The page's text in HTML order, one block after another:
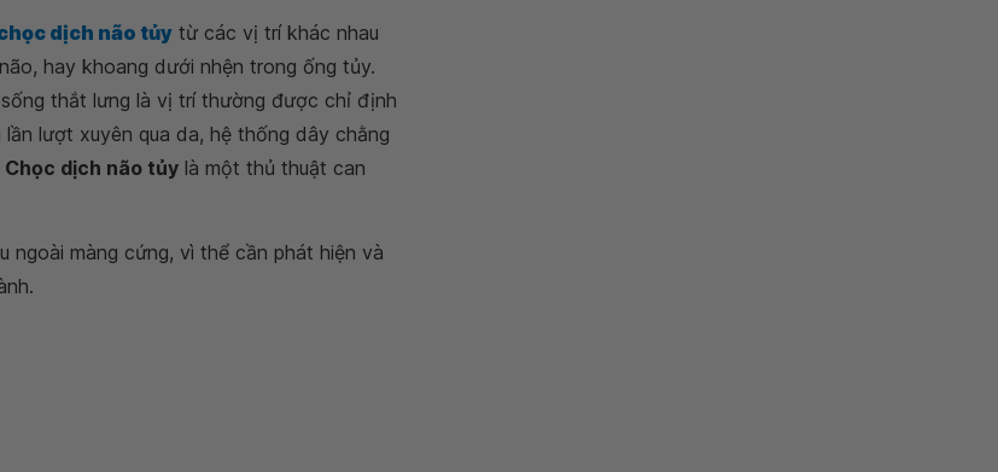
dịch não tủy từ các vị trí khác nhau
hay khoang dưới nhện trong ống tủy.
thắt lưng là vị trí thường được chỉ định
lượt xuyên qua da, hệ thống dây chằng
Chọc dịch não tủy là một thủ thuật can
ngoài màng cứng, vì thể cần phát hiện và